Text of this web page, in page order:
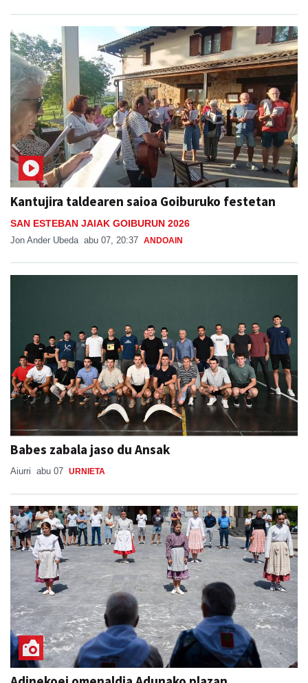
Kantujira taldearen saioa Goiburuko festetan
SAN ESTEBAN JAIAK GOIBURUN 2026
Jon Ander Ubeda abu 07, 20:37 ANDOAIN
Babes zabala jaso du Ansak
Aiurri abu 07 URNIETA